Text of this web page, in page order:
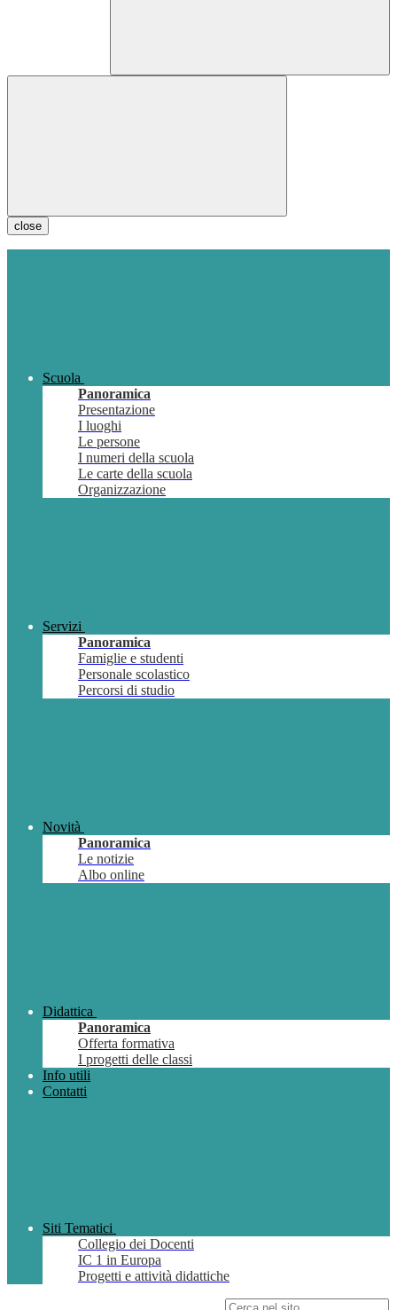
close
Scuola
Panoramica
Presentazione
I luoghi
Le persone
I numeri della scuola
Le carte della scuola
Organizzazione
Servizi
Panoramica
Famiglie e studenti
Personale scolastico
Percorsi di studio
Novità
Panoramica
Le notizie
Albo online
Didattica
Panoramica
Offerta formativa
I progetti delle classi
Info utili
Contatti
Siti Tematici
Collegio dei Docenti
IC 1 in Europa
Progetti e attività didattiche